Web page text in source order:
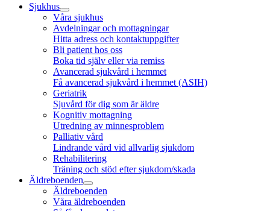
Sjukhus
Våra sjukhus
Avdelningar och mottagningar
Hitta adress och kontaktuppgifter
Bli patient hos oss
Boka tid själv eller via remiss
Avancerad sjukvård i hemmet
Få avancerad sjukvård i hemmet (ASIH)
Geriatrik
Sjuvård för dig som är äldre
Kognitiv mottagning
Utredning av minnesproblem
Palliativ vård
Lindrande vård vid allvarlig sjukdom
Rehabilitering
Träning och stöd efter sjukdom/skada
Äldreboenden
Äldreboenden
Våra äldreboenden